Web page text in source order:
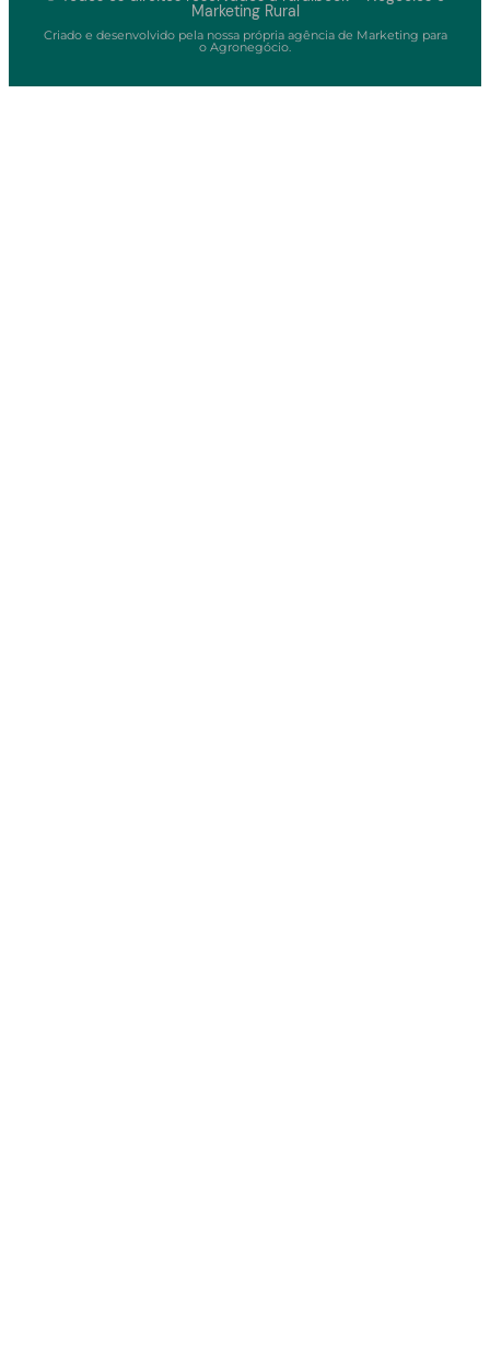
Marketing Rural
Criado e desenvolvido pela nossa própria agência de Marketing para
o Agronegócio.